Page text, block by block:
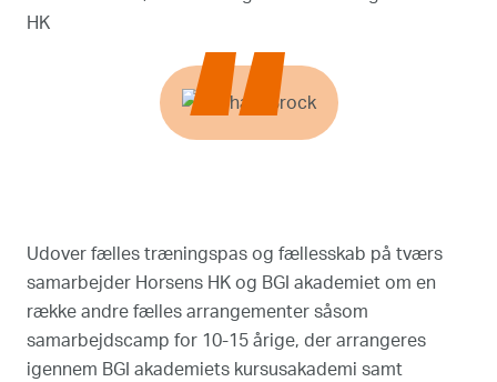
HK
“
Udover fælles træningspas og fællesskab på tværs
samarbejder Horsens HK og BGI akademiet om en
række andre fælles arrangementer såsom
samarbejdscamp for 10-15 årige, der arrangeres
igennem BGI akademiets kursusakademi samt